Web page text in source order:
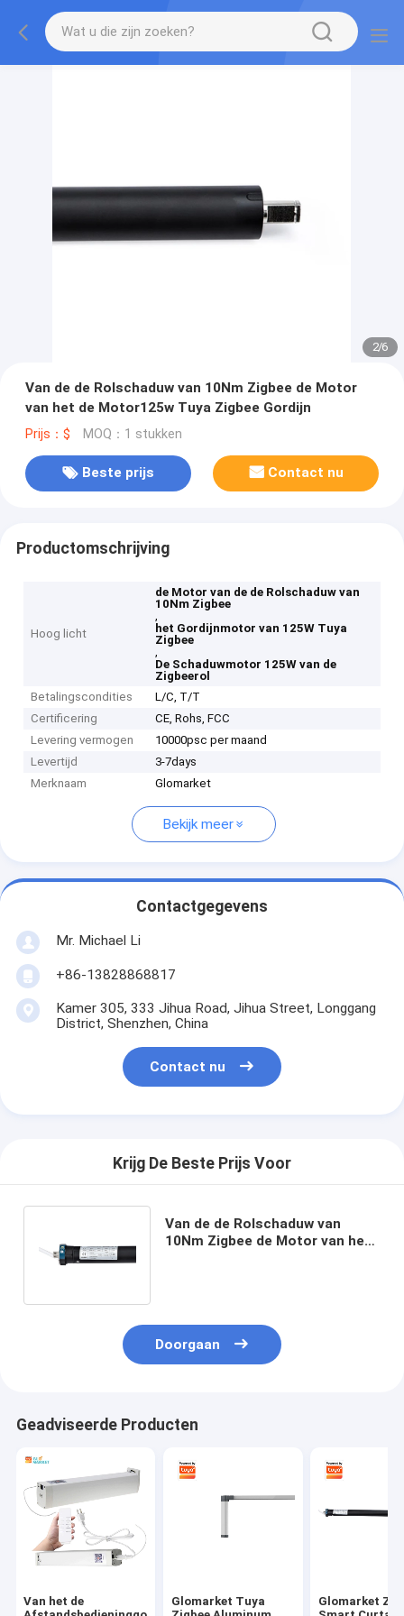
2/6
Van de de Rolschaduw van 10Nm Zigbee de Motor
van het de Motor125w Tuya Zigbee Gordijn
Prijs：$ MOQ：1 stukken
Beste prijs Contact nu
Productomschrijving
Hoog licht
de Motor van de de Rolschaduw van
10Nm Zigbee
,
het Gordijnmotor van 125W Tuya
Zigbee
,
De Schaduwmotor 125W van de
Zigbeerol
Betalingscondities
L/C, T/T
Certificering
CE, Rohs, FCC
Levering vermogen
10000psc per maand
Levertijd
3-7days
Merknaam
Glomarket
Bekijk meer
Contactgegevens
Mr. Michael Li
+86-13828868817
Kamer 305, 333 Jihua Road, Jihua Street, Longgang
District, Shenzhen, China
Contact nu
Krijg De Beste Prijs Voor
Van de de Rolschaduw van
10Nm Zigbee de Motor van het
Doorgaan
Geadviseerde Producten
Van het de
Glomarket Tuya
Glomarket Zigbee